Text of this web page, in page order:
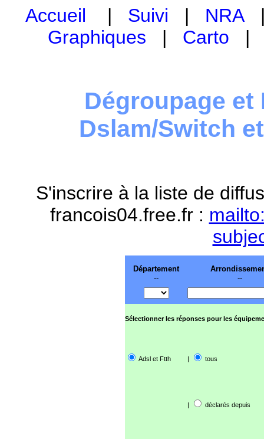
Accueil | Suivi | NRA
Graphiques | Carto
Dégroupage et
Dslam/Switch
S'inscrire à la liste de
francois04.free.fr :
Département
--
--
Sélectionner les réponses pour les
Adsl et Ftth | tous
| déclarés depuis